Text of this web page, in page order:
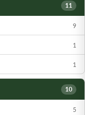
11
9
1
1
10
5